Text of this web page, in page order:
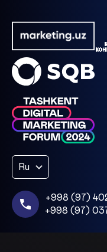
Ru
+998 (97)
+998 (97)